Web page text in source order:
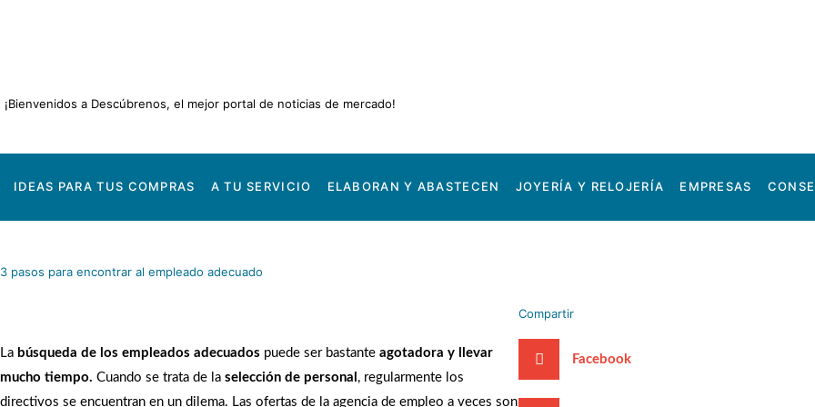
¡Bienvenidos a Descúbrenos, el mejor portal de noticias de mercado!
IDEAS PARA TUS COMPRAS A TU SERVICIO ELABORAN Y ABASTECEN JOYERÍA Y RELOJERÍA EMPRESAS
3 pasos para encontrar al empleado adecuado
La búsqueda de los empleados adecuados puede ser bastante agotadora y llevar
mucho tiempo. Cuando se trata de la selección de personal , regularmente los
directivos se encuentran en un dilema. Las ofertas de la agencia de empleo a veces son
Compartir
Facebook